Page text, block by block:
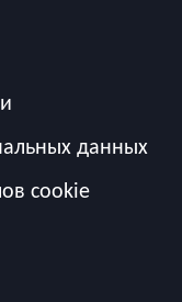
данных
cookie